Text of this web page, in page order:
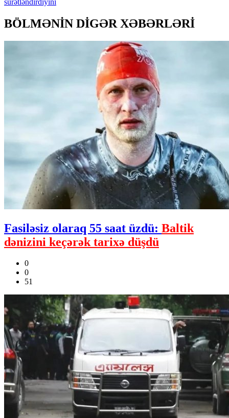
BÖLMƏNİN DİGƏR XƏBƏRLƏRİ
Fasiləsiz olaraq 55 saat üzdü: Baltik
dənizini keçərək tarixə düşdü
0
0
51